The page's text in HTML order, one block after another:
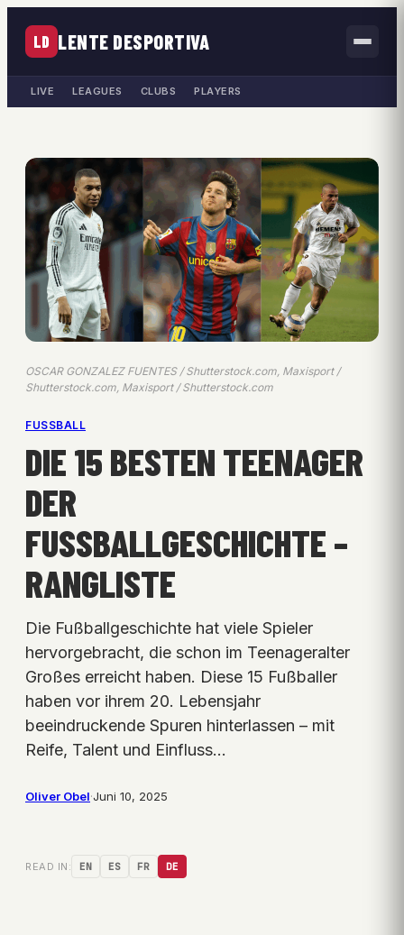
LD LENTE DESPORTIVA
LIVE LEAGUES CLUBS PLAYERS
OSCAR GONZALEZ FUENTES / Shutterstock.com, Maxisport /
Shutterstock.com, Maxisport / Shutterstock.com
FUSSBALL
DIE 15 BESTEN TEENAGER
DER
FUSSBALLGESCHICHTE – R
ANGLISTE
Die Fußballgeschichte hat viele Spieler
hervorgebracht, die schon im Teenageralter
Großes erreicht haben. Diese 15 Fußballer
haben vor ihrem 20. Lebensjahr
beeindruckende Spuren hinterlassen – mit
Reife, Talent und Einfluss…
Oliver Obel·Juni 10, 2025
READ IN: EN ES FR DE